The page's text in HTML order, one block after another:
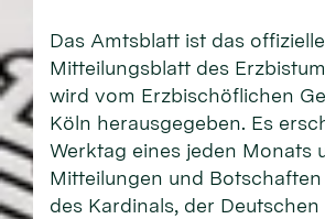
Das Amtsblatt ist das
Mitteilungsblatt des
wird vom Erzbischöflichen
Köln herausgegeben. Es
Werktag eines jeden Monats
Mitteilungen und Botschaften
des Kardinals, der Deutschen